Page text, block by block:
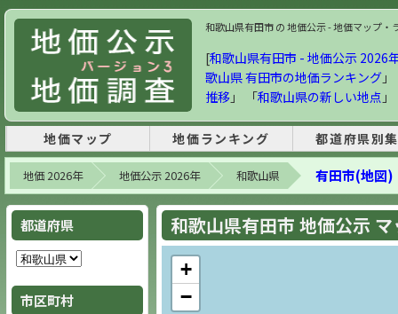
和歌山県有田市 の 地価公示 - 地価マップ・
[和歌山県有田市 - 地価公示 2026
歌山県 有田市の地価ランキング
推移 」 「和歌山県の新しい地点
地価マップ 地価ランキング 都道府県別
地価 2026年 地価公示 2026年 和歌山県 有田市(地図)
都道府県
市区町村
和歌山県有田市 地価公示
+
−